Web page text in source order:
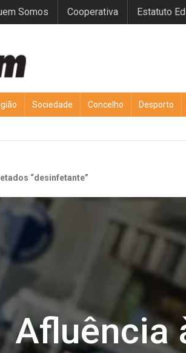
Somos Cooperativa Estatuto
Sociedade Concelho Desporto
“desinfetante”
Afluência